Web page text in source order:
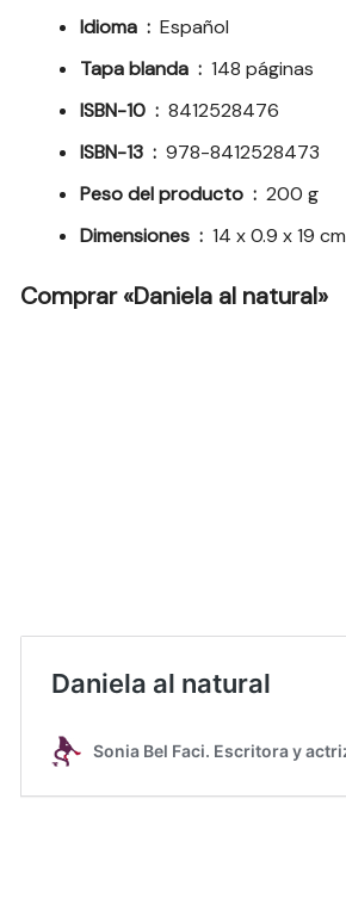
Idioma ‏ : ‎Español
Tapa blanda ‏ : ‎148 páginas
ISBN-10 ‏ : ‎8412528476
ISBN-13 ‏ : ‎978-8412528473
Peso del producto ‏ : ‎200 g
Dimensiones ‏ : ‎14 x 0.9 x 19 cm
Comprar «Daniela al natural»